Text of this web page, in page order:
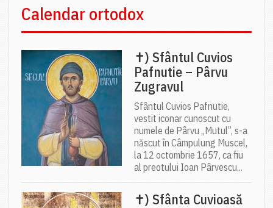
Calendar ortodox
✝) Sfântul Cuvios
Pafnutie – Pârvu
Zugravul
Sfântul Cuvios Pafnutie,
vestit iconar cunoscut cu
numele de Pârvu „Mutul”, s-a
născut în Câmpulung Muscel,
la 12 octombrie 1657, ca fiu
al preotului Ioan Pârvescu...
✝) Sfânta Cuvioasă